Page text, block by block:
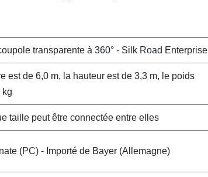
transparente à 360° - Silk Road Enterprise
est de 6,0 m, la hauteur est de 3,3 m, le poids
kg
taille peut être connectée entre elles
(PC) - Importé de Bayer (Allemagne)